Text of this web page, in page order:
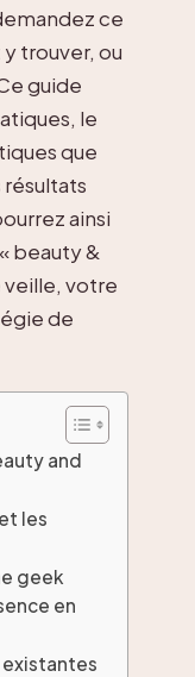
ce
trouver, ou
guide
le
que
résultats
ainsi
beauty &
veille, votre
de
and
les
geek
en
existantes